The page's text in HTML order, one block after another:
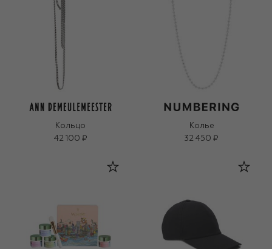
Кольцо
42 100 ₽
Колье
32 450 ₽